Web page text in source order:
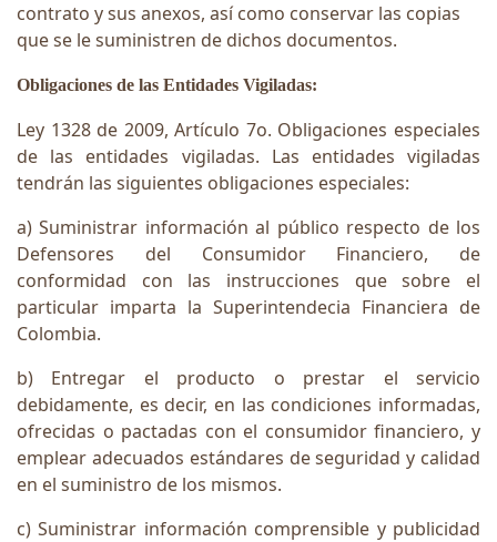
contrato y sus anexos, así como conservar las copias
que se le suministren de dichos documentos.
Obligaciones de las Entidades Vigiladas:
Ley 1328 de 2009, Artículo 7o. Obligaciones especiales
de las entidades vigiladas. Las entidades vigiladas
tendrán las siguientes obligaciones especiales:
a) Suministrar información al público respecto de los
Defensores del Consumidor Financiero, de
conformidad con las instrucciones que sobre el
particular imparta la Superintendecia Financiera de
Colombia.
b) Entregar el producto o prestar el servicio
debidamente, es decir, en las condiciones informadas,
ofrecidas o pactadas con el consumidor financiero, y
emplear adecuados estándares de seguridad y calidad
en el suministro de los mismos.
c) Suministrar información comprensible y publicidad